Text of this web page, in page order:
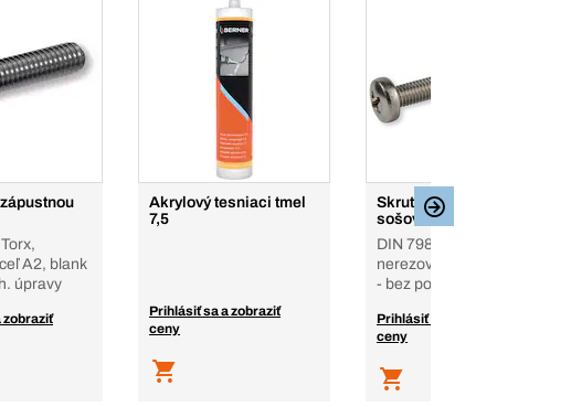
A2, blank
úpravy
zobraziť
Akrylový tesniaci tmel
7,5
Prihlásiť sa a zobraziť
ceny
Skrutky s plochou
sošovkovou hlavou
DIN 7985, Phillips,
nerezová oceľ A2, blank
- bez povrch. úpravy
Prihlásiť sa a zobraziť
ceny